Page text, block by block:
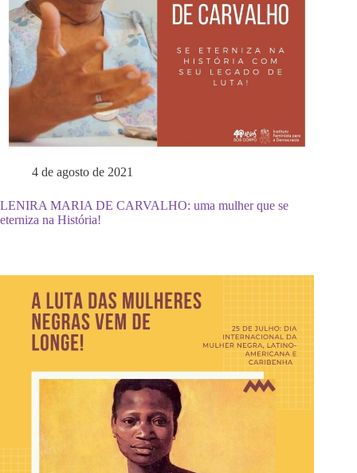
4 de agosto de 2021
LENIRA MARIA DE CARVALHO: uma mulher que se
eterniza na História!